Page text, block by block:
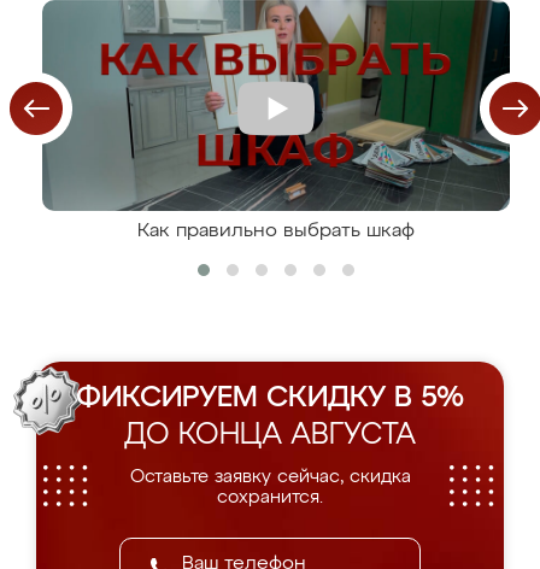
Как правильно выбрать шкаф
ФИКСИРУЕМ СКИДКУ В 5%
ДО КОНЦА АВГУСТА
Оставьте заявку сейчас, скидка
сохранится.